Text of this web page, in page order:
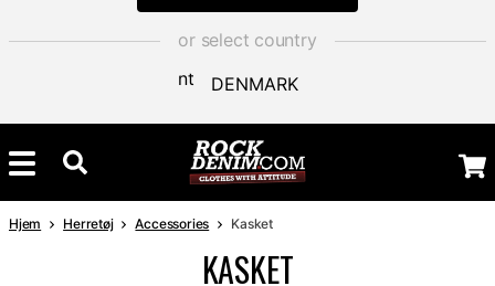
or select country
DENMARK
Hjem Herretøj Accessories Kasket
KASKET